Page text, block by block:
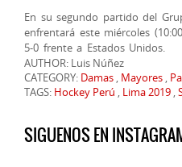
En su segundo partido del
enfrentará este miércoles
5-0 frente a Estados Unidos.
AUTHOR: Luis Núñez
CATEGORY: Damas , Mayores ,
TAGS: Hockey Perú , Lima 2019 ,
SIGUENOS EN